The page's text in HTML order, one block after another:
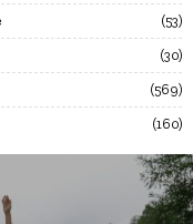
53
30
569
160